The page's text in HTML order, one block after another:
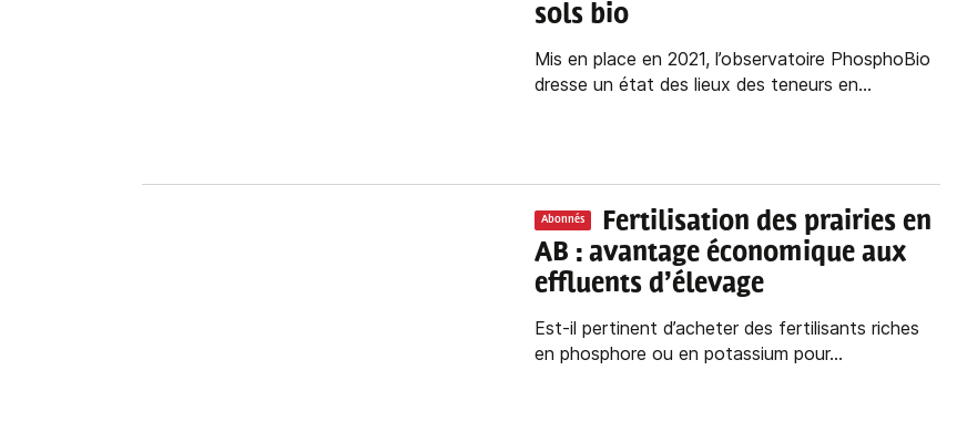
sols bio
Mis en place en 2021, l’observatoire PhosphoBio
dresse un état des lieux des teneurs en...
Abonnés
Fertilisation des prairies en
AB : avantage économique aux
effluents d’élevage
Est-il pertinent d’acheter des fertilisants riches
en phosphore ou en potassium pour...